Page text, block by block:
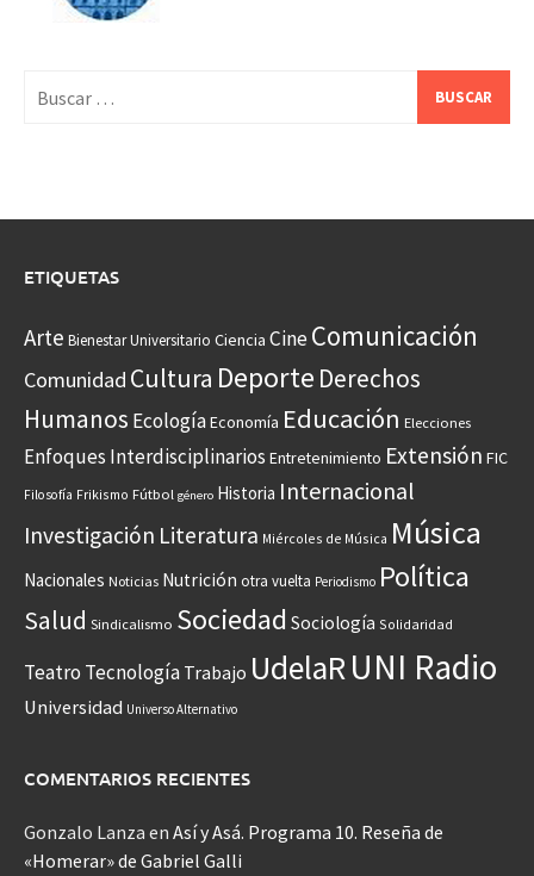
ETIQUETAS
Arte Bienestar Universitario Ciencia CineComunicación
Comunidad Cultura Deporte Derechos
Humanos EcologíaEconomía Educación Elecciones
Enfoques Interdisciplinarios Entretenimiento Extensión FIC
Filosofía Frikismo Fútbol género Historia Internacional
Investigación Literatura Miércoles de Música Música
Nacionales Noticias Nutrición otra vuelta Periodismo Política
Salud Sindicalismo Sociedad Sociología Solidaridad
Teatro Tecnología Trabajo UdelaRUNI Radio
Universidad Universo Alternativo
COMENTARIOS RECIENTES
Gonzalo Lanza en Así y Asá. Programa 10. Reseña de
«Homerar» de Gabriel Galli